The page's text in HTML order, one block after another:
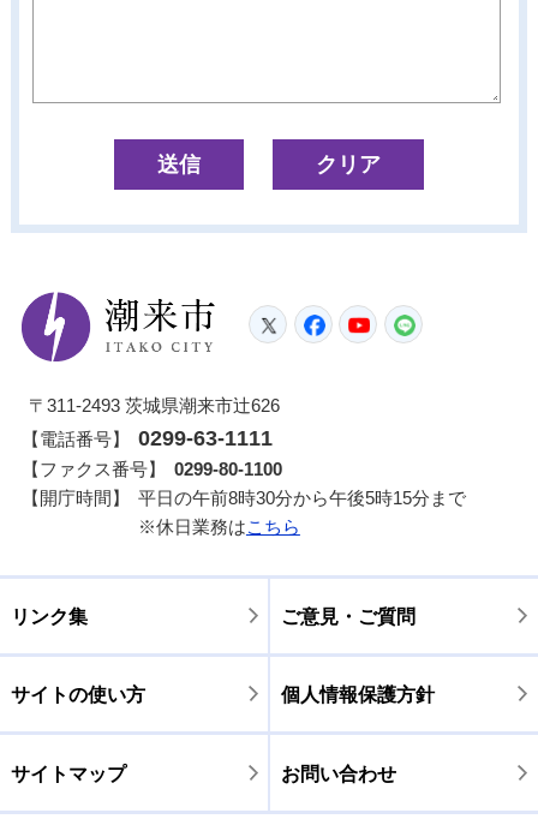
潮来市
TwitterFacebook
YouTube
〒311-2493 茨城県潮来市辻626
【電話番号】
0299-63-1111
【ファクス番号】
0299-80-1100
【開庁時間】
平日の午前8時30分から午後5時15分まで
※休日業務はこちら
リンク集 ご意見・ご質問
サイトの使い方 個人情報保護方針
サイトマップ お問い合わせ